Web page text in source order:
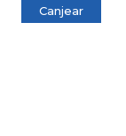
Canjear